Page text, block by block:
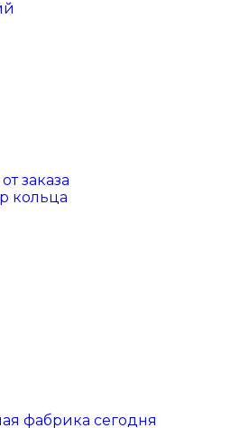
заказа
кольца
фабрика сегодня